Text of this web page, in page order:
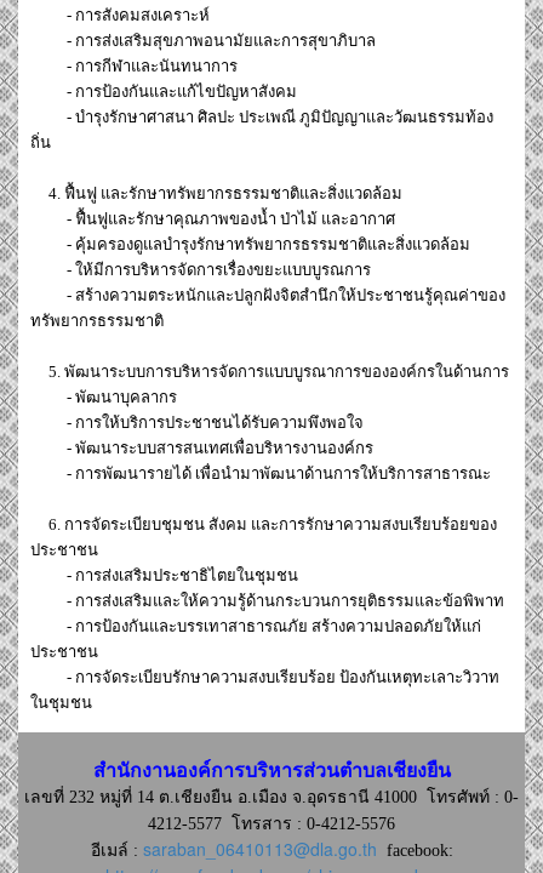
- การสังคมสงเคราะห์
- การส่งเสริมสุขภาพอนามัยและการสุขาภิบาล
- การกีฬาและนันทนาการ
- การป้องกันและแก้ไขปัญหาสังคม
- บำรุงรักษาศาสนา ศิลปะ ประเพณี ภูมิปัญญาและวัฒนธรรมท้อง
ถิ่น
4. ฟื้นฟู และรักษาทรัพยากรธรรมชาติและสิ่งแวดล้อม
- ฟื้นฟูและรักษาคุณภาพของน้ำ ป่าไม้ และอากาศ
- คุ้มครองดูแลบำรุงรักษาทรัพยากรธรรมชาติและสิ่งแวดล้อม
- ให้มีการบริหารจัดการเรื่องขยะแบบบูรณการ
- สร้างความตระหนักและปลูกฝังจิตสำนึกให้ประชาชนรู้คุณค่าของ
ทรัพยากรธรรมชาติ
5. พัฒนาระบบการบริหารจัดการแบบบูรณาการขององค์กรในด้านการ
- พัฒนาบุคลากร
- การให้บริการประชาชนได้รับความพึงพอใจ
- พัฒนาระบบสารสนเทศเพื่อบริหารงานองค์กร
- การพัฒนารายได้ เพื่อนำมาพัฒนาด้านการให้บริการสาธารณะ
6. การจัดระเบียบชุมชน สังคม และการรักษาความสงบเรียบร้อยของ
ประชาชน
- การส่งเสริมประชาธิไตยในชุมชน
- การส่งเสริมและให้ความรู้ด้านกระบวนการยุติธรรมและข้อพิพาท
- การป้องกันและบรรเทาสาธารณภัย สร้างความปลอดภัยให้แก่
ประชาชน
- การจัดระเบียบรักษาความสงบเรียบร้อย ป้องกันเหตุทะเลาะวิวาท
ในชุมชน
สำนักงานองค์การบริหารส่วนตำบลเชียงยืน
เลขที่ 232 หมู่ที่ 14 ต.เชียงยืน อ.เมือง จ.อุดรธานี 41000
โทรศัพท์ : 0-
4212-5577 โทรสาร : 0-4212-5576
อีเมล์ : saraban_06410113@dla.go.th facebook: